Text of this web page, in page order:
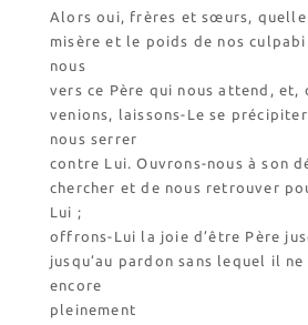
Alors oui, frères et sœurs, quelle
misère et le poids de nos
nous
vers ce Père qui nous attend, et,
venions, laissons-Le se
nous serrer
contre Lui. Ouvrons-nous à son
chercher et de nous retrouver
Lui ;
offrons-Lui la joie d’être Père
jusqu’au pardon sans lequel il
encore
pleinement